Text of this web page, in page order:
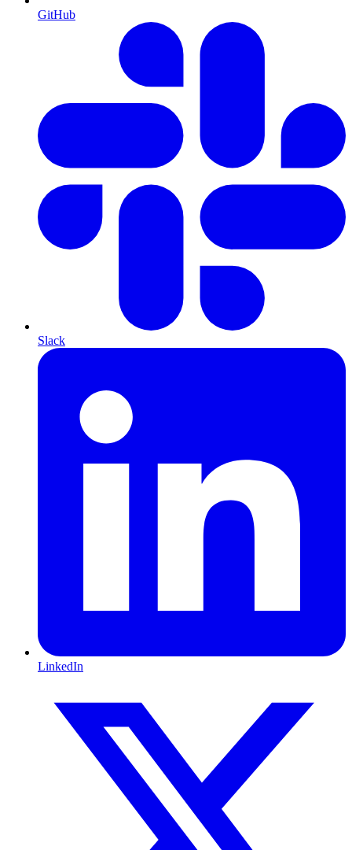
GitHub
Slack
LinkedIn